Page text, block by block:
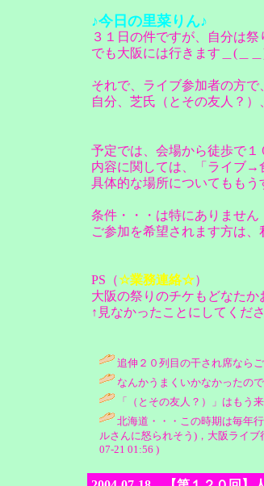
♪今日の里菜りん♪
３１日の件ですが、自分は
でも大阪には行きます＿(＿
それで、ライブ参加者の方で
自分、芝氏（とその友人？）
予定では、会場から徒歩で１
内容に関しては、「ライブ→
具体的な場所についてももう
条件・・・は特にありません
ご参加を希望されます方は
PS（☆業務連絡☆）
大阪の祭りのチケもどなた
↑見なかったことにしてくだ
追伸２０列目の干され席なら
なんかうまくいかなかったの
「（とその友人？）」はもう
北海道・・・この時期は毎年
ルさんに怒られそう)，大阪ライ
07-21 01:56 )